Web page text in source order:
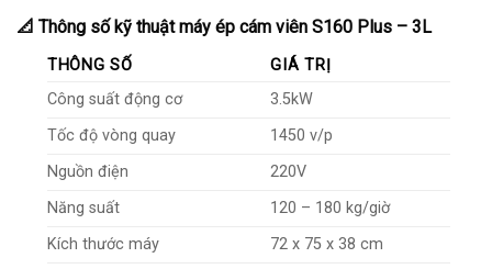
📐 Thông số kỹ thuật máy ép cám viên S160 Plus – 3L
THÔNG SỐ
GIÁ TRỊ
Công suất động cơ
3.5kW
Tốc độ vòng quay
1450 v/p
Nguồn điện
220V
Năng suất
120 – 180 kg/giờ
Kích thước máy
72 x 75 x 38 cm